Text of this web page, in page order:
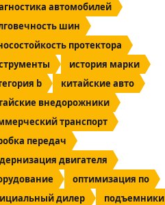
автомобилей
шин
протектора
история марки
b
китайские авто
внедорожники
транспорт
передач
двигателя
оптимизация по
дилер
подъемники